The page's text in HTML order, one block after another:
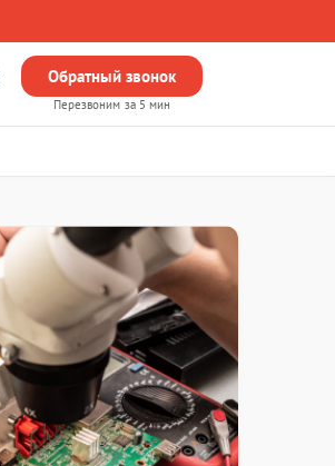
Обратный звонок
Перезвоним за 5 мин